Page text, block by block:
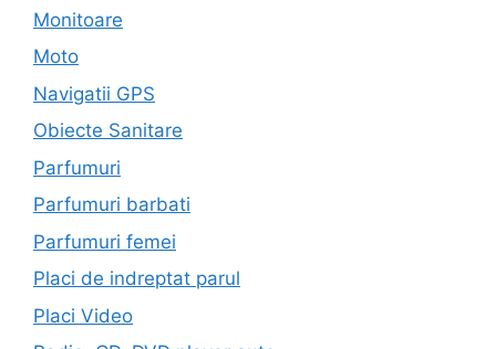
Monitoare
Moto
Navigatii GPS
Obiecte Sanitare
Parfumuri
Parfumuri barbati
Parfumuri femei
Placi de indreptat parul
Placi Video